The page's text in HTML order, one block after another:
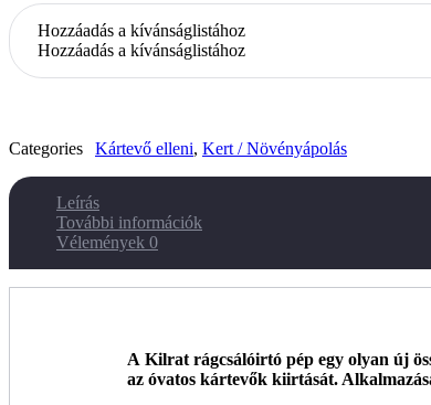
Hozzáadás a kívánságlistához
Hozzáadás a kívánságlistához
Categories Kártevő elleni, Kert / Növényápolás
Leírás
További információk
Vélemények 0
AKilrat rágcsálóirtópép egy olyan új
az óvatos kártevők kiirtását.